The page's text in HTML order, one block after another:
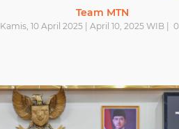
Team MTN
Kamis, 10 April 2025 | April 10, 2025 WIB | 0